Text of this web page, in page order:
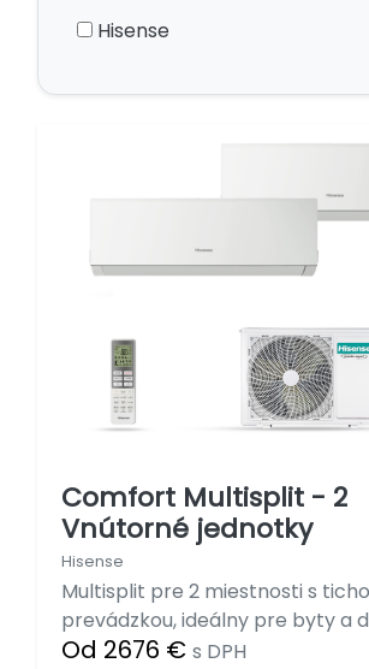
Hisense
Comfort Multisplit - 2
Vnútorné jednotky
Hisense
Multisplit pre 2 miestnosti s
prevádzkou, ideálny pre byty a
Od 2676 € s DPH